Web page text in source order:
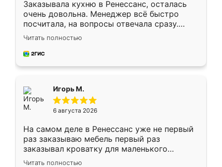
Заказывала кухню в Ренессанс, осталась
очень довольна. Менеджер всё быстро
посчитала, на вопросы отвечала сразу.
Замерщик приехал в субботу, подошёл к
делу со всей ответственностью. Собрали
за день, ребята работали аккуратно, даже
Читать полностью
Игорь М.
6 августа 2026
На самом деле в Ренессанс уже не первый
раз заказываю мебель первый раз
заказывал кроватку для маленького
ребёнка при его рождении ,во второй раз
Читать полностью